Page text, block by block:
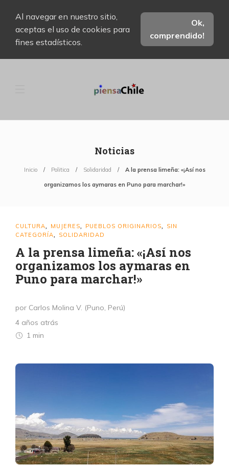
Al navegar en nuestro sitio,
aceptas el uso de cookies para
fines estadísticos.
Ok,
comprendido!
Noticias
Inicio Politica Solidaridad A la prensa limeña: «¡Así nos
organizamos los aymaras en Puno para marchar!»
CULTURA MUJERES PUEBLOS ORIGINARIOS
SIN
CATEGORÍA
SOLIDARIDAD
A la prensa limeña: «¡Así nos
organizamos los aymaras en
Puno para marchar!»
por Carlos Molina V. (Puno, Perú)
4 años atrás
1 min